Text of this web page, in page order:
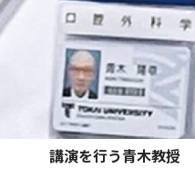
講演を行う青木教授